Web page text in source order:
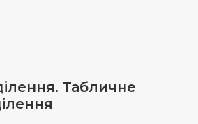
Табличне